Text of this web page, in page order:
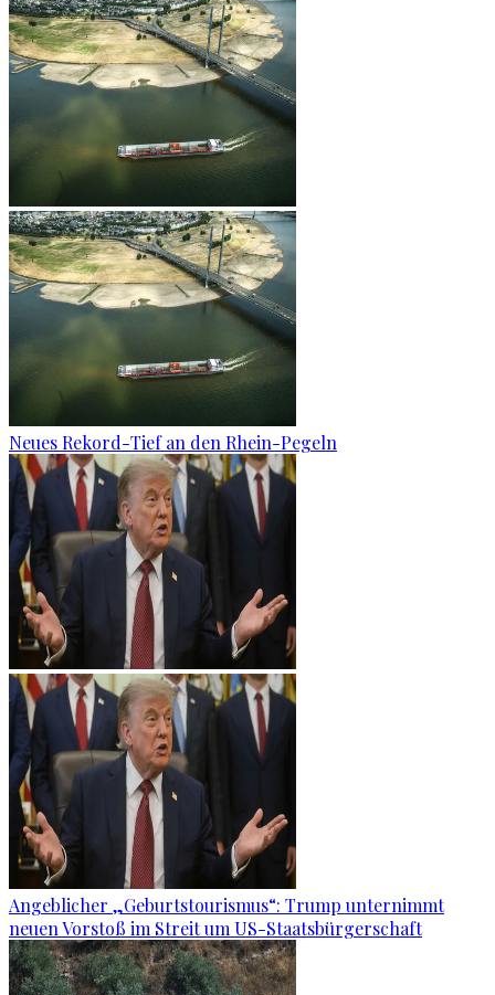
Neues Rekord-Tief an den Rhein-Pegeln
Angeblicher „Geburtstourismus“: Trump unternimmt
neuen Vorstoß im Streit um US-Staatsbürgerschaft